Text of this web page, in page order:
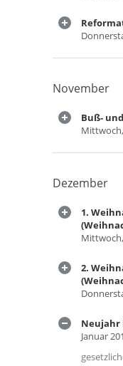
November
Buß-
Dezember
1.
2.
Neujahr
Januar